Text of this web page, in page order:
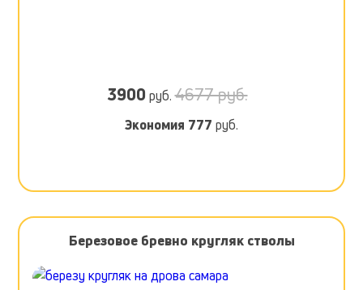
3900 руб.4677 руб.
Экономия 777 руб.
Березовое бревно кругляк стволы